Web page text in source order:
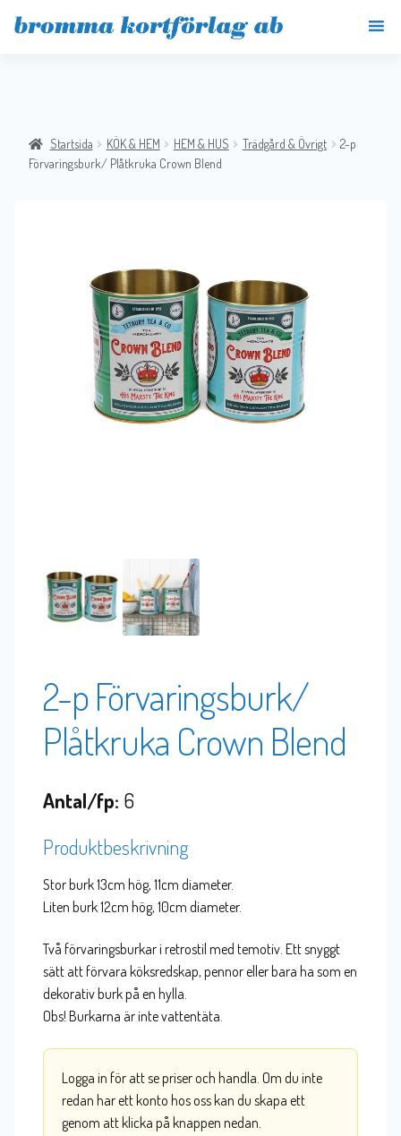
Startsida KÖK & HEM HEM & HUS Trädgård & Övrigt
2-p
Förvaringsburk/ Plåtkruka Crown Blend
2-p Förvaringsburk/
Plåtkruka Crown Blend
Antal/fp: 6
Produktbeskrivning
Stor burk 13cm hög, 11cm diameter.
Liten burk 12cm hög, 10cm diameter.
Två förvaringsburkar i retrostil med temotiv. Ett snyggt
sätt att förvara köksredskap, pennor eller bara ha som en
dekorativ burk på en hylla.
Obs! Burkarna är inte vattentäta.
Logga in för att se priser och handla. Om du inte
redan har ett konto hos oss kan du skapa ett
genom att klicka på knappen nedan.